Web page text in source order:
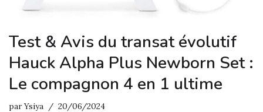
Test & Avis du transat évolutif
Hauck Alpha Plus Newborn Set :
Le compagnon 4 en 1 ultime
parYsiya 20/06/2024